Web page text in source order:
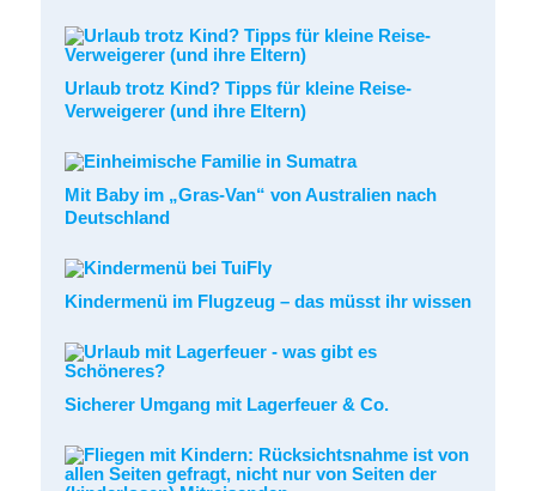
Urlaub trotz Kind? Tipps für kleine Reise-
Verweigerer (und ihre Eltern)
Mit Baby im „Gras-Van“ von Australien nach
Deutschland
Kindermenü im Flugzeug – das müsst ihr wissen
Sicherer Umgang mit Lagerfeuer & Co.